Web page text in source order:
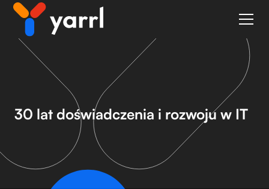
30 lat doświadczenia i rozwoju w IT